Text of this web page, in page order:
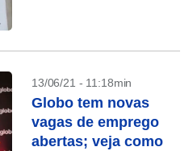
13/06/21 - 11:18min
Globo tem novas
vagas de emprego
abertas; veja como